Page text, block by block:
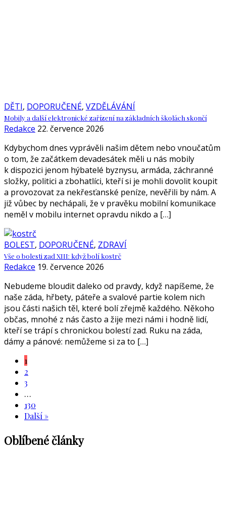
DĚTI, DOPORUČENÉ, VZDĚLÁVÁNÍ
Mobily a další elektronické zařízení na základních školách skončí
Redakce 22. července 2026
Kdybychom dnes vyprávěli našim dětem nebo vnoučatům
o tom, že začátkem devadesátek měli u nás mobily
k dispozici jenom hýbatelé byznysu, armáda, záchranné
složky, politici a zbohatlíci, kteří si je mohli dovolit koupit
a provozovat za nekřesťanské peníze, nevěřili by nám. A
již vůbec by nechápali, že v pravěku mobilní komunikace
neměl v mobilu internet opravdu nikdo a […]
BOLEST, DOPORUČENÉ, ZDRAVÍ
Vše o bolesti zad XIII: když bolí kostrč
Redakce 19. července 2026
Nebudeme bloudit daleko od pravdy, když napíšeme, že
naše záda, hřbety, páteře a svalové partie kolem nich
jsou části našich těl, které bolí zřejmě každého. Někoho
občas, mnohé z nás často a žije mezi námi i hodně lidí,
kteří se trápí s chronickou bolestí zad. Ruku na záda,
dámy a pánové: nemůžeme si za to […]
1
2
3
…
130
Další »
Oblíbené články